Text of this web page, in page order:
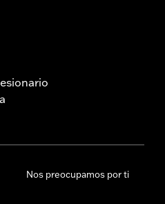
Nos preocupamos por ti